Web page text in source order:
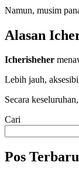
Namun, musim
Alasan
Icherisheher
Lebih jauh,
Secara keseluruhan,
Cari
Pos Terbaru